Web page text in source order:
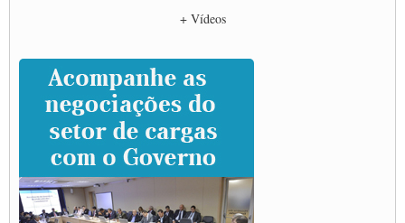
CNTTL e entidades dos caminhoneiros conversam com governo Lula sobre pautas
Caminhoneiros prometem paralisação e cobram diálogo com Lula
CNTTL e lideranças de caminhoneiros participam de debate sobre saúde nas
rodovias
Paulinho e Litti debatem política global para transporte rodoviário de cargas na
SUTCRA no Uruguai
Grande Conquista da Categoria transporte de Cargas e Caminhoneiros Autonomos
ENCONTRO INTERNACIONAL EM APOIO A CLASSE TRABALHADORA
DO BRASIL E A ELEIÇÃO 2022
Carta às Brasileiras e aos Brasileiros em Defesa do Estado Democrático de Direito
+ Vídeos